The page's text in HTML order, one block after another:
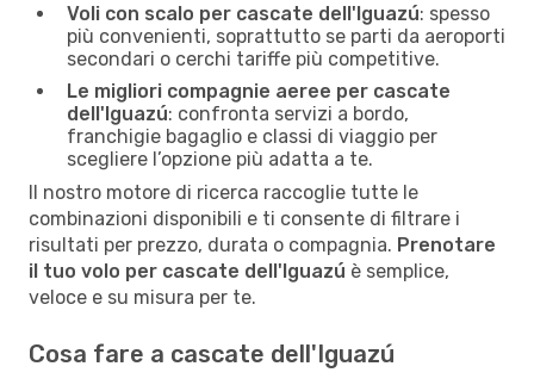
Voli con scalo per cascate dell'Iguazú: spesso
più convenienti, soprattutto se parti da aeroporti
secondari o cerchi tariffe più competitive.
Le migliori compagnie aeree per cascate
dell'Iguazú: confronta servizi a bordo,
franchigie bagaglio e classi di viaggio per
scegliere l’opzione più adatta a te.
Il nostro motore di ricerca raccoglie tutte le
combinazioni disponibili e ti consente di filtrare i
risultati per prezzo, durata o compagnia. Prenotare
il tuo volo per cascate dell'Iguazú è semplice,
veloce e su misura per te.
Cosa fare a cascate dell'Iguazú